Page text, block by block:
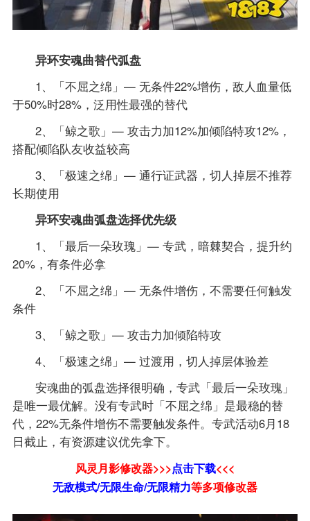
异环安魂曲替代弧盘
1、「不屈之绵」— 无条件22%增伤，敌人血量低
于50%时28%，泛用性最强的替代
2、「鲸之歌」— 攻击力加12%加倾陷特攻12%，
搭配倾陷队友收益较高
3、「极速之绵」— 通行证武器，切人掉层不推荐
长期使用
异环安魂曲弧盘选择优先级
1、「最后一朵玫瑰」— 专武，暗棘契合，提升约
20%，有条件必拿
2、「不屈之绵」— 无条件增伤，不需要任何触发
条件
3、「鲸之歌」— 攻击力加倾陷特攻
4、「极速之绵」— 过渡用，切人掉层体验差
安魂曲的弧盘选择很明确，专武「最后一朵玫瑰」
是唯一最优解。没有专武时「不屈之绵」是最稳的替
代，22%无条件增伤不需要触发条件。专武活动6月18
日截止，有资源建议优先拿下。
风灵月影修改器>>>点击下载<<<
无敌模式/无限生命/无限精力等多项修改器